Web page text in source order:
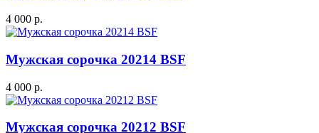
4 000 р.
Мужская сорочка 20214 BSF
4 000 р.
Мужская сорочка 20212 BSF